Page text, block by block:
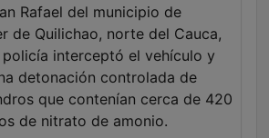
Rafael del municipio de
de Quilichao, norte del Cauca,
interceptó el vehículo y
detonación controlada de
que contenían cerca de 420
de nitrato de amonio.